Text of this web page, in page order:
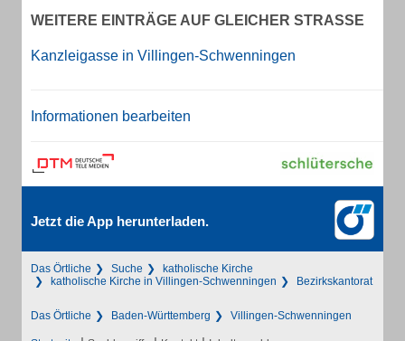
WEITERE EINTRÄGE AUF GLEICHER STRASSE
Kanzleigasse in Villingen-Schwenningen
Informationen bearbeiten
Jetzt die App herunterladen.
Das Örtliche Suche
katholische Kirche
katholische Kirche in Villingen-Schwenningen
Bezirkskantorat
Das Örtliche Baden-Württemberg Villingen-Schwenningen